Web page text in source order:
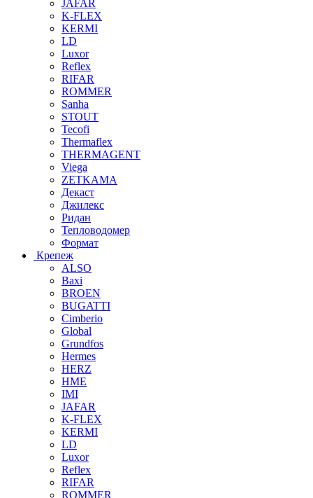
JAFAR
K-FLEX
KERMI
LD
Luxor
Reflex
RIFAR
ROMMER
Sanha
STOUT
Tecofi
Thermaflex
THERMAGENT
Viega
ZETKAMA
Декаст
Джилекс
Ридан
Тепловодомер
Формат
Крепеж
ALSO
Baxi
BROEN
BUGATTI
Cimberio
Global
Grundfos
Hermes
HERZ
HME
IMI
JAFAR
K-FLEX
KERMI
LD
Luxor
Reflex
RIFAR
ROMMER